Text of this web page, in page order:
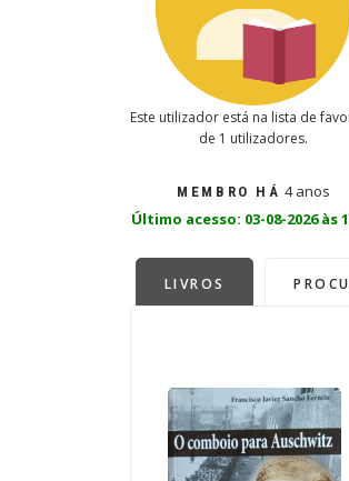
Este utilizador está na lista de
de 1 utilizadores.
MEMBRO HÁ 4 anos
Último acesso: 03-08-2026 às
LIVROS